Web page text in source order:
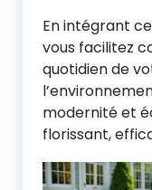
En intégrant
vous facilitez
quotidien de
modernité et
florissant,